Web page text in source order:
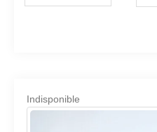
Indisponible